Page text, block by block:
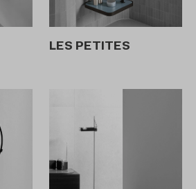
LES PETITES